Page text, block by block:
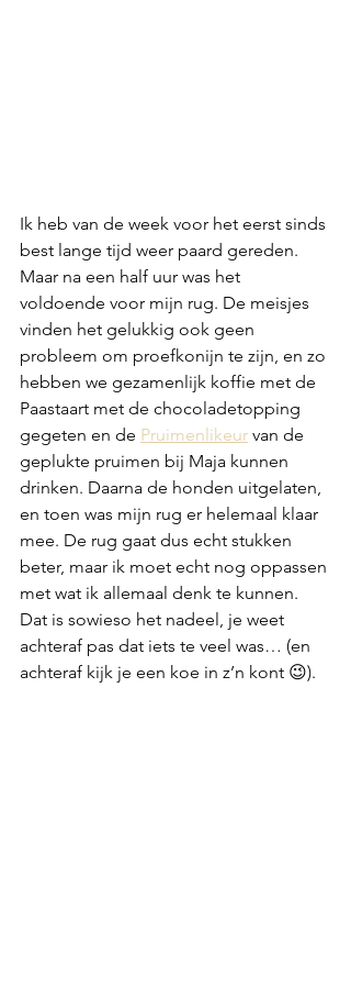
Ik heb van de week voor het eerst sinds
best lange tijd weer paard gereden.
Maar na een half uur was het
voldoende voor mijn rug. De meisjes
vinden het gelukkig ook geen
probleem om proefkonijn te zijn, en zo
hebben we gezamenlijk koffie met de
Paastaart met de chocoladetopping
gegeten en de Pruimenlikeur van de
geplukte pruimen bij Maja kunnen
drinken. Daarna de honden uitgelaten,
en toen was mijn rug er helemaal klaar
mee. De rug gaat dus echt stukken
beter, maar ik moet echt nog oppassen
met wat ik allemaal denk te kunnen.
Dat is sowieso het nadeel, je weet
achteraf pas dat iets te veel was… (en
achteraf kijk je een koe in z’n kont 😉).